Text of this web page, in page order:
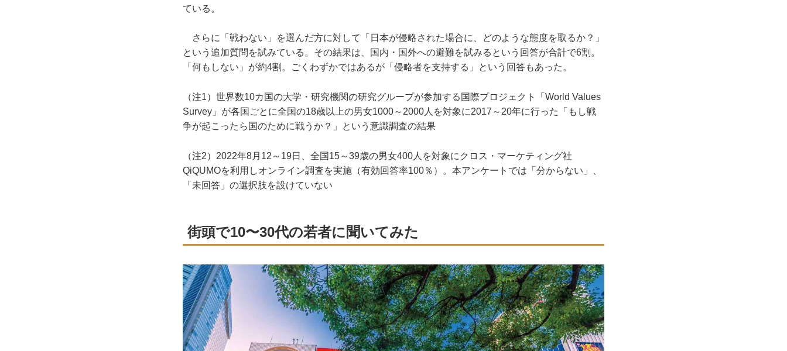
ている。
さらに「戦わない」を選んだ方に対して「日本が侵略された場合に、どのような態度を取るか？」
という追加質問を試みている。その結果は、国内・国外への避難を試みるという回答が合計で6割。
「何もしない」が約4割。ごくわずかではあるが「侵略者を支持する」という回答もあった。
（注1）世界数10カ国の大学・研究機関の研究グループが参加する国際プロジェクト「World Values
Survey」が各国ごとに全国の18歳以上の男女1000～2000人を対象に2017～20年に行った「もし戦
争が起こったら国のために戦うか？」という意識調査の結果
（注2）2022年8月12～19日、全国15～39歳の男女400人を対象にクロス・マーケティング社
QiQUMOを利用しオンライン調査を実施（有効回答率100％）。本アンケートでは「分からない」、
「未回答」の選択肢を設けていない
街頭で10〜30代の若者に聞いてみた